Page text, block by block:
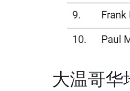
大温哥华